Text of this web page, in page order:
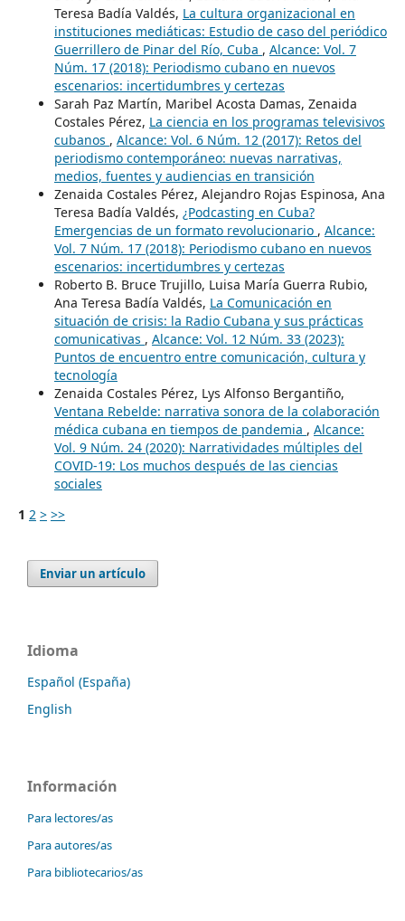
Teresa Badía Valdés, La cultura organizacional en
instituciones mediáticas: Estudio de caso del periódico
Guerrillero de Pinar del Río, Cuba , Alcance: Vol. 7
Núm. 17 (2018): Periodismo cubano en nuevos
escenarios: incertidumbres y certezas
Sarah Paz Martín, Maribel Acosta Damas, Zenaida
Costales Pérez, La ciencia en los programas televisivos
cubanos , Alcance: Vol. 6 Núm. 12 (2017): Retos del
periodismo contemporáneo: nuevas narrativas,
medios, fuentes y audiencias en transición
Zenaida Costales Pérez, Alejandro Rojas Espinosa, Ana
Teresa Badía Valdés, ¿Podcasting en Cuba?
Emergencias de un formato revolucionario , Alcance:
Vol. 7 Núm. 17 (2018): Periodismo cubano en nuevos
escenarios: incertidumbres y certezas
Roberto B. Bruce Trujillo, Luisa María Guerra Rubio,
Ana Teresa Badía Valdés, La Comunicación en
situación de crisis: la Radio Cubana y sus prácticas
comunicativas , Alcance: Vol. 12 Núm. 33 (2023):
Puntos de encuentro entre comunicación, cultura y
tecnología
Zenaida Costales Pérez, Lys Alfonso Bergantiño,
Ventana Rebelde: narrativa sonora de la colaboración
médica cubana en tiempos de pandemia , Alcance:
Vol. 9 Núm. 24 (2020): Narratividades múltiples del
COVID-19: Los muchos después de las ciencias
sociales
1 2 > >>
Enviar un artículo
Idioma
Español (España)
English
Información
Para lectores/as
Para autores/as
Para bibliotecarios/as